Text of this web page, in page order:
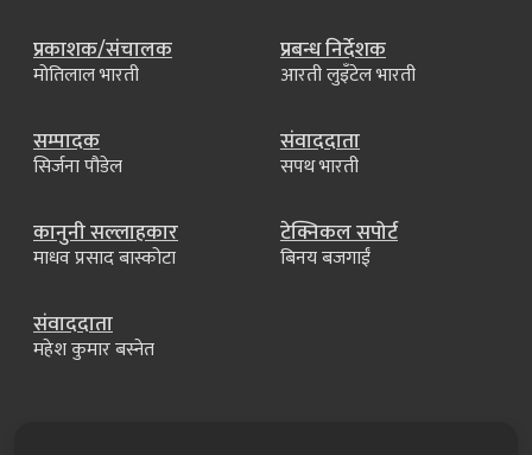
प्रकाशक/संचालक
मोतिलाल भारती
प्रबन्ध निर्देशक
आरती लुइँटेल भारती
सम्पादक
सिर्जना पौडेल
संवाददाता
सपथ भारती
कानुनी सल्लाहकार
माधव प्रसाद बास्कोटा
टेक्निकल सपोर्ट
बिनय बजगाईं
संवाददाता
महेश कुमार बस्नेत